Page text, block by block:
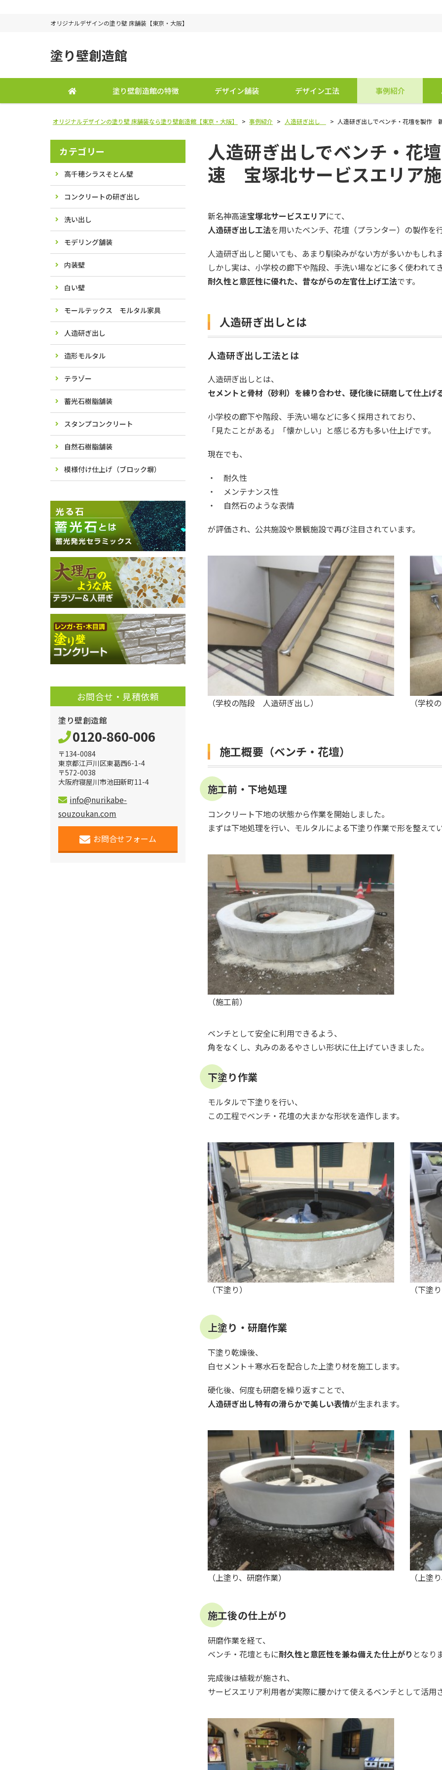
オリジナルデザインの塗り壁 床舗装【東京・大阪】
塗り壁創造館
塗り壁創造館の特徴 デザイン舗装 デザイン工法 事例紹介
オリジナルデザインの塗り壁 床舗装なら塗り壁創造館【東京・大阪】 > 事例紹介 > 人造研ぎ出し > 人造研ぎ出しでベンチ・花壇を製作
人造研ぎ出しでベンチ・花
速 宝塚北サービスエリア
新名神高速宝塚北サービスエリアにて、
人造研ぎ出し工法を用いたベンチ、花壇（プランター）の製作を
人造研ぎ出しと聞いても、あまり馴染みがない方が多いかもしれ
しかし実は、小学校の廊下や階段、手洗い場などに多く使われて
耐久性と意匠性に優れた、昔ながらの左官仕上げ工法です。
人造研ぎ出しとは
人造研ぎ出し工法とは
人造研ぎ出しとは、
セメントと骨材（砂利）を練り合わせ、硬化後に研磨して仕上げ
小学校の廊下や階段、手洗い場などに多く採用されており、
「見たことがある」「懐かしい」と感じる方も多い仕上げです。
現在でも、
・ 耐久性
・ メンテナンス性
・ 自然石のような表情
が評価され、公共施設や景観施設で再び注目されています。
（学校の階段 人造研ぎ出し） （学校
施工概要（ベンチ・花壇）
施工前・下地処理
コンクリート下地の状態から作業を開始しました。
まずは下地処理を行い、モルタルによる下塗り作業で形を整えて
（施工前）
ベンチとして安全に利用できるよう、
角をなくし、丸みのあるやさしい形状に仕上げていきました。
下塗り作業
モルタルで下塗りを行い、
この工程でベンチ・花壇の大まかな形状を造作します。
（下塗り） （下塗
上塗り・研磨作業
下塗り乾燥後、
白セメント＋寒水石を配合した上塗り材を施工します。
硬化後、何度も研磨を繰り返すことで、
人造研ぎ出し特有の滑らかで美しい表情が生まれます。
（上塗り、研磨作業） （上塗
施工後の仕上がり
研磨作業を経て、
ベンチ・花壇ともに耐久性と意匠性を兼ね備えた仕上がり となり
完成後は植栽が施され、
サービスエリア利用者が実際に腰かけて使えるベンチとして活用
カテゴリー
高千穂シラスそとん壁
コンクリートの研ぎ出し
洗い出し
モデリング舗装
内装壁
白い壁
モールテックス モルタル家具
人造研ぎ出し
造形モルタル
テラゾー
蓄光石樹脂舗装
スタンプコンクリート
自然石樹脂舗装
模様付け仕上げ（ブロック塀）
お問合せ・見積依頼
塗り壁創造館
0120-860-006
〒134-0084
東京都江戸川区東葛西6-1-4
〒572-0038
大阪府寝屋川市池田新町11-4
info@nurikabe-
souzoukan.com
お問合せフォーム